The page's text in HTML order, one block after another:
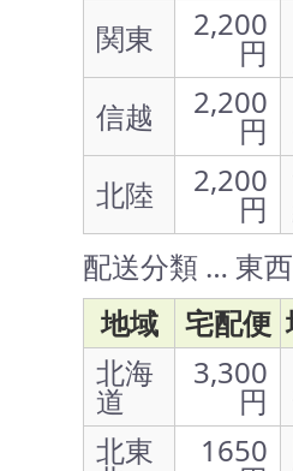
関東
2,200
円
信越
2,200
円
北陸
2,200
円
配送分類 … 東
地域
宅配便
北海
道
3,300
円
北東
1650